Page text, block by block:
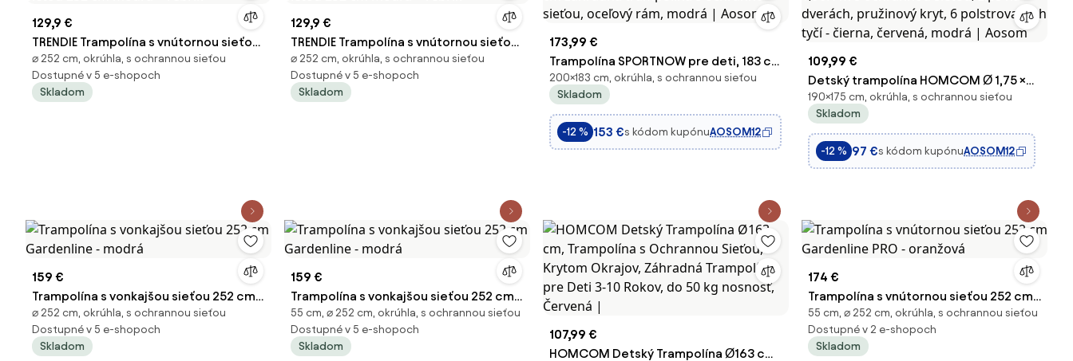
129,9 €
TRENDIE Trampolína s vnútornou sieťou
252 cm modrá + rebrík
⌀ 252 cm, okrúhla, s ochrannou sieťou
Dostupné v 5 e-shopoch
Skladom
129,9 €
TRENDIE Trampolína s vnútornou sieťou
252 cm modrá + rebrík
⌀ 252 cm, okrúhla, s ochrannou sieťou
Dostupné v 5 e-shopoch
Skladom
173,99 €
Trampolína SPORTNOW pre deti, 183 cm
záhradná trampolína s ochrannou
sieťou, oceľový rám, modrá | Aosom
200×183 cm, okrúhla, s ochrannou sieťou
Skladom
-12 % 153 €s kódom kupónuAOSOM12
109,99 €
Detský trampolína HOMCOM Ø 1,75 ×
1,90H m s ochrannou sieťou, zips na
dverách, pružinový kryt, 6
polstrovaných tyčí - čierna, červená,
modrá | Aosom
190×175 cm, okrúhla, s ochrannou sieťou
Skladom
-12 % 97 €s kódom kupónuAOSOM12
159 €
Trampolína s vonkajšou sieťou 252 cm
Gardenline - modrá
⌀ 252 cm, okrúhla, s ochrannou sieťou
Dostupné v 5 e-shopoch
Skladom
159 €
Trampolína s vonkajšou sieťou 252 cm
Gardenline - modrá
55 cm, ⌀ 252 cm, okrúhla, s ochrannou sieťou
Dostupné v 5 e-shopoch
Skladom
107,99 €
HOMCOM Detský Trampolína Ø163 cm,
174 €
Trampolína s vnútornou sieťou 252 cm
Gardenline PRO - oranžová
55 cm, ⌀ 252 cm, okrúhla, s ochrannou sieťou
Dostupné v 2 e-shopoch
Skladom